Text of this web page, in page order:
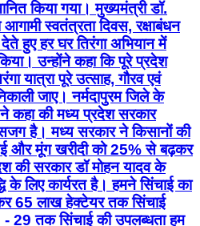
किया गया। मुख्यमंत्री डॉ.
स्वतंत्रता दिवस, रक्षाबंधन
हुए हर घर तिरंगा अभियान में
उन्होंने कहा कि पूरे प्रदेश
यात्रा पूरे उत्साह, गौरव एवं
जाए। नर्मदापुरम जिले के
ने कहा की मध्य प्रदेश सरकार
है। मध्य सरकार ने किसानों की
और मूंग खरीदी को 25% से बढ़कर
की सरकार डॉ मोहन यादव के
के लिए कार्यरत है। हमने सिंचाई का
65 लाख हेक्टेयर तक सिंचाई
- 29 तक सिंचाई की उपलब्धता हम